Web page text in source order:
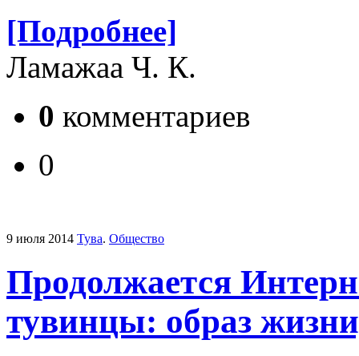
[Подробнее]
Ламажаа Ч. К.
0 комментариев
0
9 июля 2014 Тува. Общество
Продолжается
тувинцы: образ